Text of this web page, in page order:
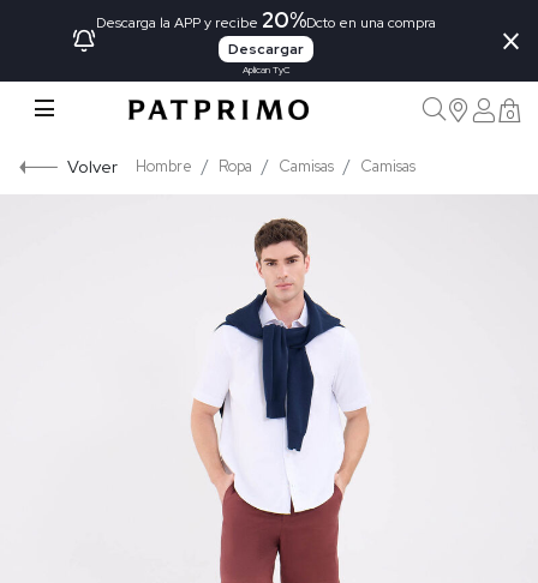
Descarga la APP y recibe 20%Dcto en una compra
Descargar
Aplican TyC
×
0
Volver Hombre Ropa Camisas Camisas